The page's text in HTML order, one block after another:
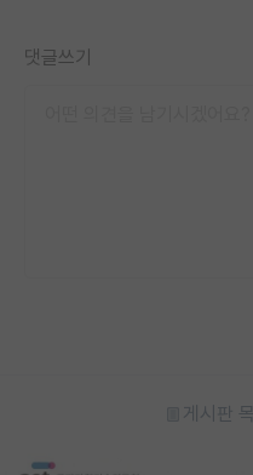
댓글쓰기
게시판